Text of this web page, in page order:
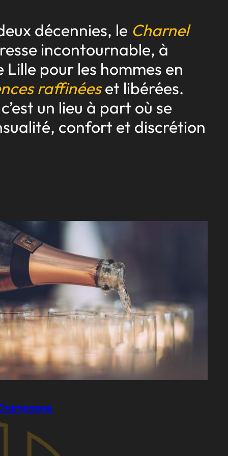
décennies, le Charnel
incontournable, à
Lille pour les hommes en
raffinéeset libérées.
un lieu à part où se
confort et discrétion